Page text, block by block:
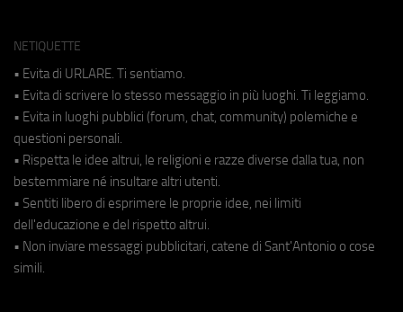
NETIQUETTE
• Evita di URLARE. Ti sentiamo.
• Evita di scrivere lo stesso messaggio in più luoghi. Ti leggiamo.
• Evita in luoghi pubblici (forum, chat, community) polemiche e
questioni personali.
• Rispetta le idee altrui, le religioni e razze diverse dalla tua, non
bestemmiare né insultare altri utenti.
• Sentiti libero di esprimere le proprie idee, nei limiti
dell'educazione e del rispetto altrui.
• Non inviare messaggi pubblicitari, catene di Sant'Antonio o cose
simili.